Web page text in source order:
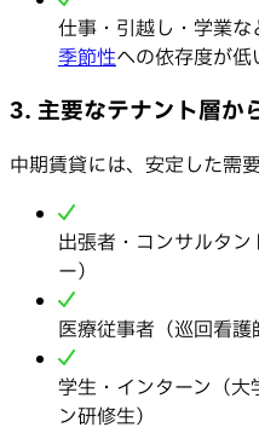
仕事・引越し・学業な
季節性への依存度が低
3. 主要なテナント層か
中期賃貸には、安定した需
出張者・コンサルタ
ー）
医療従事者（巡回看護
学生・インターン（
ン研修生）